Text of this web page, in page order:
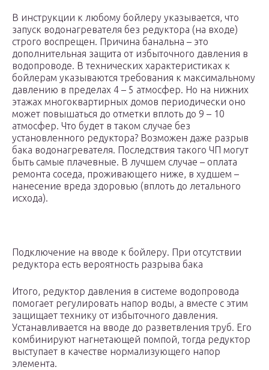
В инструкции к любому бойлеру указывается, что
запуск водонагревателя без редуктора (на входе)
строго воспрещен. Причина банальна – это
дополнительная защита от избыточного давления в
водопроводе. В технических характеристиках к
бойлерам указываются требования к максимальному
давлению в пределах 4 – 5 атмосфер. Но на нижних
этажах многоквартирных домов периодически оно
может повышаться до отметки вплоть до 9 – 10
атмосфер. Что будет в таком случае без
установленного редуктора? Возможен даже разрыв
бака водонагревателя. Последствия такого ЧП могут
быть самые плачевные. В лучшем случае – оплата
ремонта соседа, проживающего ниже, в худшем –
нанесение вреда здоровью (вплоть до летального
исхода).
Подключение на вводе к бойлеру. При отсутствии
редуктора есть вероятность разрыва бака
Итого, редуктор давления в системе водопровода
помогает регулировать напор воды, а вместе с этим
защищает технику от избыточного давления.
Устанавливается на вводе до разветвления труб. Его
комбинируют нагнетающей помпой, тогда редуктор
выступает в качестве нормализующего напор
элемента.